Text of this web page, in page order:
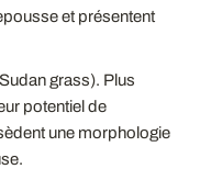
et présentent
grass). Plus
potentiel de
une morphologie